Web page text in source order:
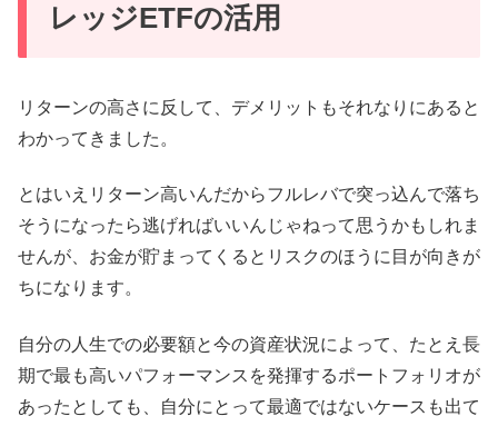
レッジETFの活用
リターンの高さに反して、デメリットもそれなりにあると
わかってきました。
とはいえリターン高いんだからフルレバで突っ込んで落ち
そうになったら逃げればいいんじゃねって思うかもしれま
せんが、お金が貯まってくるとリスクのほうに目が向きが
ちになります。
自分の人生での必要額と今の資産状況によって、たとえ長
期で最も高いパフォーマンスを発揮するポートフォリオが
あったとしても、自分にとって最適ではないケースも出て